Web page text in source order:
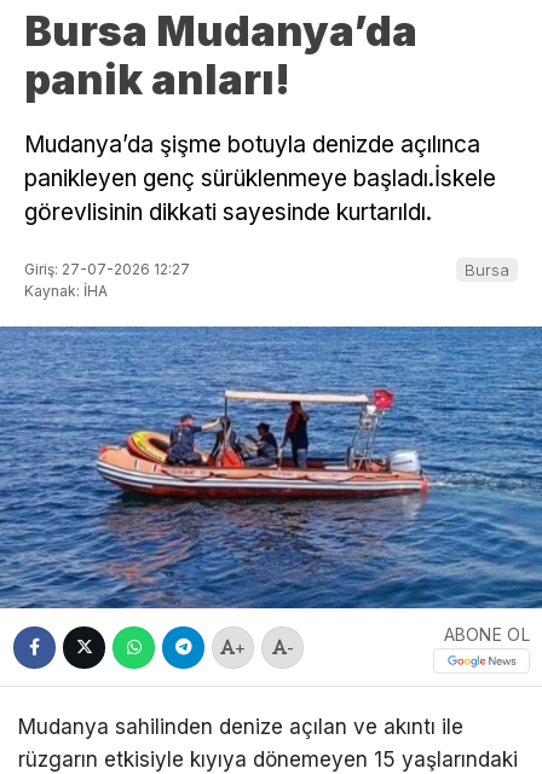
Bursa Mudanya’da
panik anları!
Mudanya’da şişme botuyla denizde açılınca
panikleyen genç sürüklenmeye başladı.İskele
görevlisinin dikkati sayesinde kurtarıldı.
Giriş: 27-07-2026 12:27
Kaynak: İHA
Bursa
+ -
ABONE OL
Mudanya sahilinden denize açılan ve akıntı ile
rüzgarın etkisiyle kıyıya dönemeyen 15 yaşlarındaki